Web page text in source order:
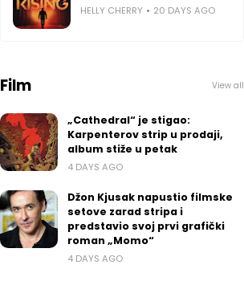
HELLY CHERRY 20 DAYS AGO
Film View all
„Cathedral“ je stigao:
Karpenterov strip u prodaji,
album stiže u petak
4 DAYS AGO
Džon Kjusak napustio filmske
setove zarad stripa i
predstavio svoj prvi grafički
roman „Momo“
4 DAYS AGO